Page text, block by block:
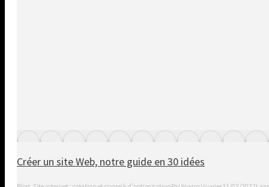
Créer un site Web, notre guide en 30 idées